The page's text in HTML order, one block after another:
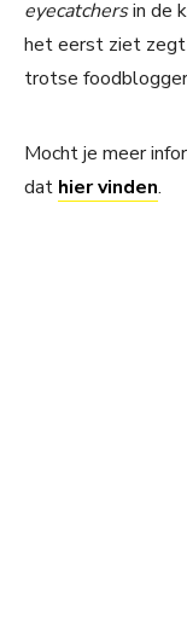
eyecatchersin de
het eerst ziet zegt
trotse
Mocht je meer
dat hier vinden.